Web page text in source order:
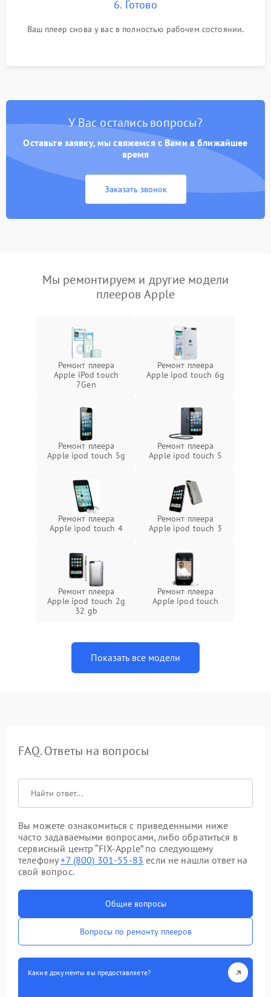
6. Готово
Ваш плеер снова у вас в полностью рабочем состоянии.
У Вас остались вопросы?
Оставьте заявку, мы свяжемся с Вами в ближайшее
время
Заказать звонок
Мы ремонтируем и другие модели
плееров Apple
Ремонт плеера
Apple iPod touch
7Gen
Ремонт плеера
Apple ipod touch 6g
Ремонт плеера
Apple ipod touch 5g
Ремонт плеера
Apple ipod touch 5
Ремонт плеера
Apple ipod touch 4
Ремонт плеера
Apple ipod touch 3
Ремонт плеера
Apple ipod touch 2g
32 gb
Ремонт плеера
Apple ipod touch
Показать все модели
FAQ. Ответы на вопросы
Вы можете ознакомиться с приведенными ниже
часто задаваемыми вопросами, либо обратиться в
сервисный центр “FIX-Apple” по следующему
телефону+7 (800) 301-55-83 если не нашли ответ на
свой вопрос.
Общие вопросы
Вопросы по ремонту плееров
Какие документы вы предоставляете?